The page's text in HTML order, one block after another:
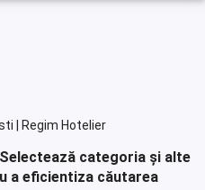
| Regim Hotelier
Selectează categoria și alte
a eficientiza căutarea